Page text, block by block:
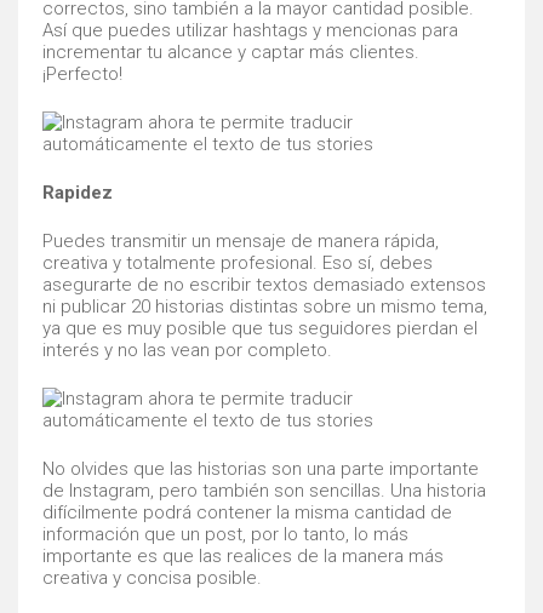
correctos, sino también a la mayor cantidad posible.
Así que puedes utilizar hashtags y mencionas para
incrementar tu alcance y captar más clientes.
¡Perfecto!
Rapidez
Puedes transmitir un mensaje de manera rápida,
creativa y totalmente profesional. Eso sí, debes
asegurarte de no escribir textos demasiado extensos
ni publicar 20 historias distintas sobre un mismo tema,
ya que es muy posible que tus seguidores pierdan el
interés y no las vean por completo.
No olvides que las historias son una parte importante
de Instagram, pero también son sencillas. Una historia
difícilmente podrá contener la misma cantidad de
información que un post, por lo tanto, lo más
importante es que las realices de la manera más
creativa y concisa posible.